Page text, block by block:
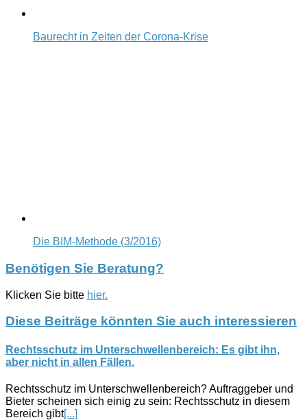
Baurecht in Zeiten der Corona-Krise
Die BIM-Methode (3/2016)
Benötigen Sie Beratung?
Klicken Sie bitte hier.
Diese Beiträge könnten Sie auch interessieren
Rechtsschutz im Unterschwellenbereich: Es gibt ihn,
aber nicht in allen Fällen.
Rechtsschutz im Unterschwellenbereich? Auftraggeber und
Bieter scheinen sich einig zu sein: Rechtsschutz in diesem
Bereich gibt[...]